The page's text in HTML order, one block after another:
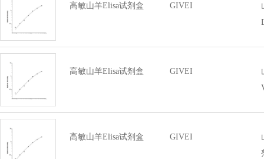
高敏山羊Elisa试剂盒 GIVEI
高敏山羊Elisa试剂盒 GIVEI
高敏山羊Elisa试剂盒 GIVEI